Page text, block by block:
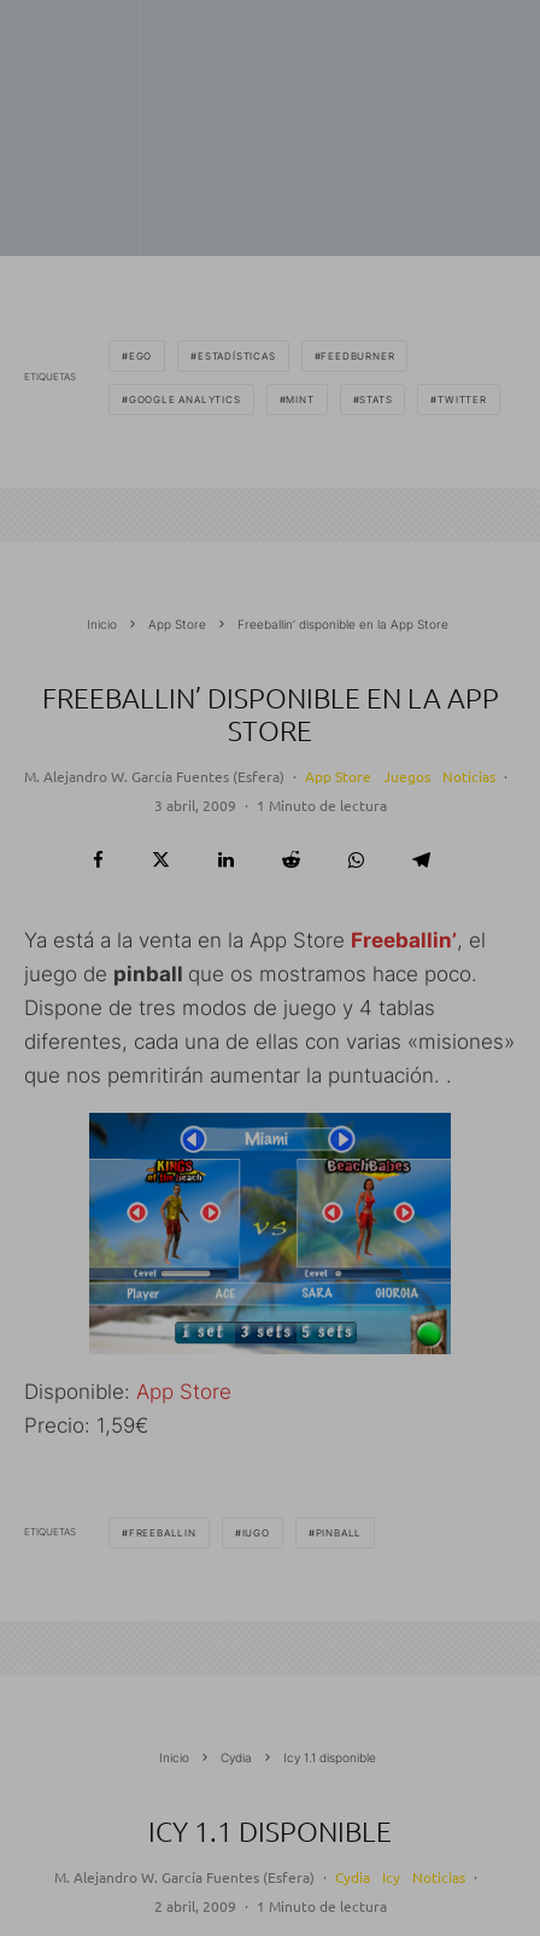
ETIQUETAS
EGO ESTADÍSTICAS FEEDBURNER
GOOGLE ANALYTICS MINT STATS TWITTER
Inicio App Store Freeballin’ disponible en la App Store
FREEBALLIN’ DISPONIBLE EN LA APP
STORE
M. Alejandro W. García Fuentes (Esfera) · App Store Juegos Noticias ·
3 abril, 2009 · 1 Minuto de lectura
Ya está a la venta en la App Store Freeballin’, el
juego de pinball que os mostramos hace poco.
Dispone de tres modos de juego y 4 tablas
diferentes, cada una de ellas con varias «misiones»
que nos pemritirán aumentar la puntuación. .
Disponible: App Store
Precio: 1,59€
ETIQUETAS FREEBALLIN IUGO PINBALL
Inicio Cydia Icy 1.1 disponible
ICY 1.1 DISPONIBLE
M. Alejandro W. García Fuentes (Esfera) · Cydia Icy Noticias ·
2 abril, 2009 · 1 Minuto de lectura